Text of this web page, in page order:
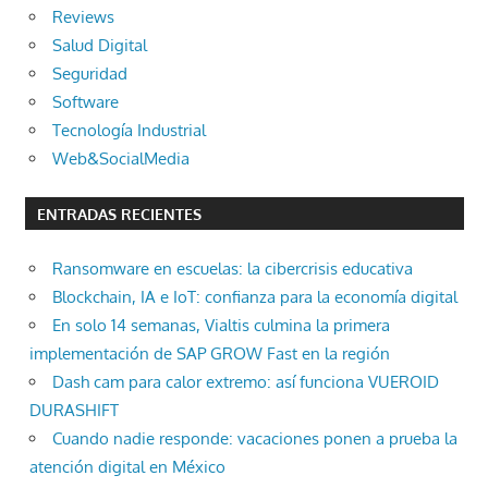
Reviews
Salud Digital
Seguridad
Software
Tecnología Industrial
Web&SocialMedia
ENTRADAS RECIENTES
Ransomware en escuelas: la cibercrisis educativa
Blockchain, IA e IoT: confianza para la economía digital
En solo 14 semanas, Vialtis culmina la primera
implementación de SAP GROW Fast en la región
Dash cam para calor extremo: así funciona VUEROID
DURASHIFT
Cuando nadie responde: vacaciones ponen a prueba la
atención digital en México